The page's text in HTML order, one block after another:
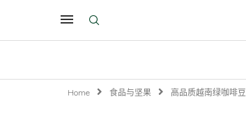
Home 食品与坚果 高品质越南绿咖啡豆